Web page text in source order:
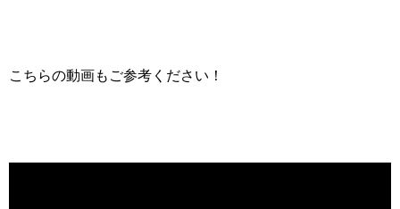
こちらの動画もご参考ください！